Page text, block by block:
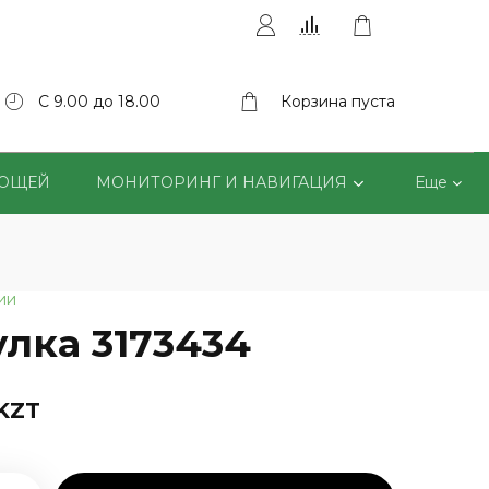
С 9.00 до 18.00 Корзина пуста
МОНИТОРИНГ И НАВИГАЦИЯ Еще
3173434